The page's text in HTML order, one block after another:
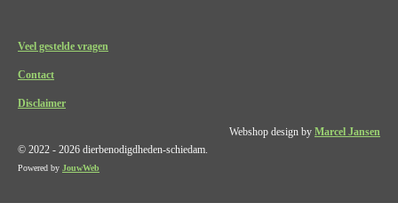
o
Veel gestelde vragen
Contact
Disclaimer
Webshop design by Marcel Jansen
© 2022 - 2026 dierbenodigdheden-schiedam.
Powered by JouwWeb